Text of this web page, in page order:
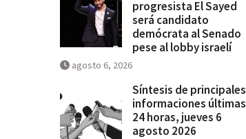
progresista El Sayed
será candidato
demócrata al Senado
pese al lobby israelí
agosto 6, 2026
Síntesis de principales
informaciones últimas
24 horas, jueves 6
agosto 2026